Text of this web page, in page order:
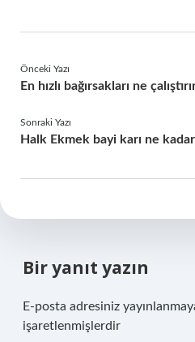
Önceki Yazı
En hızlı bağırsakları ne
Sonraki Yazı
Halk Ekmek bayi karı ne
Bir yanıt yazın
E-posta adresiniz
işaretlenmişlerdir